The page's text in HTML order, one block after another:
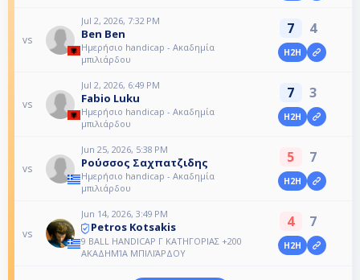
vs
Jul 2, 2026, 7:32 PM
Ben Ben
Ημερήσιο handicap - Ακαδημία
μπιλιάρδου
7 4
H2H
vs
Jul 2, 2026, 6:49 PM
Fabio Luku
Ημερήσιο handicap - Ακαδημία
μπιλιάρδου
7 3
H2H
vs
Jun 25, 2026, 5:38 PM
Ρούσσος Σαχπατζιδης
Ημερήσιο handicap - Ακαδημία
μπιλιάρδου
5 7
H2H
vs
Jun 14, 2026, 3:49 PM
Petros Kotsakis
9 BALL HANDICAP Γ ΚΑΤΗΓΟΡΙΑΣ +200
ΑΚΑΔΗΜΊΑ ΜΠΙΛΙΆΡΔΟΥ
4 7
H2H